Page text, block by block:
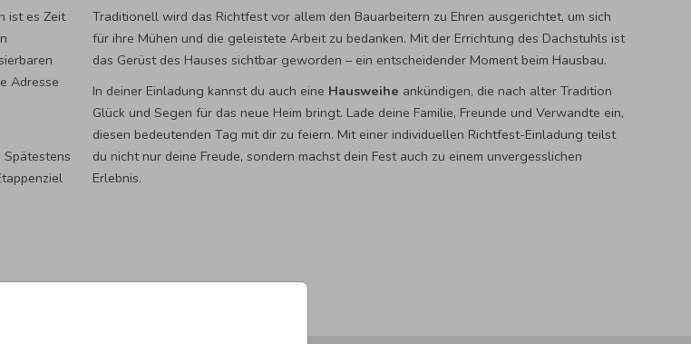
ist es Zeit
Adresse
Spätestens
Traditionell wird das Richtfest vor allem den Bauarbeitern zu Ehren ausgerichtet, um sich
für ihre Mühen und die geleistete Arbeit zu bedanken. Mit der Errichtung des Dachstuhls ist
das Gerüst des Hauses sichtbar geworden – ein entscheidender Moment beim Hausbau.
In deiner Einladung kannst du auch eine Hausweihe ankündigen, die nach alter Tradition
Glück und Segen für das neue Heim bringt. Lade deine Familie, Freunde und Verwandte ein,
diesen bedeutenden Tag mit dir zu feiern. Mit einer individuellen Richtfest-Einladung teilst
du nicht nur deine Freude, sondern machst dein Fest auch zu einem unvergesslichen
Erlebnis.